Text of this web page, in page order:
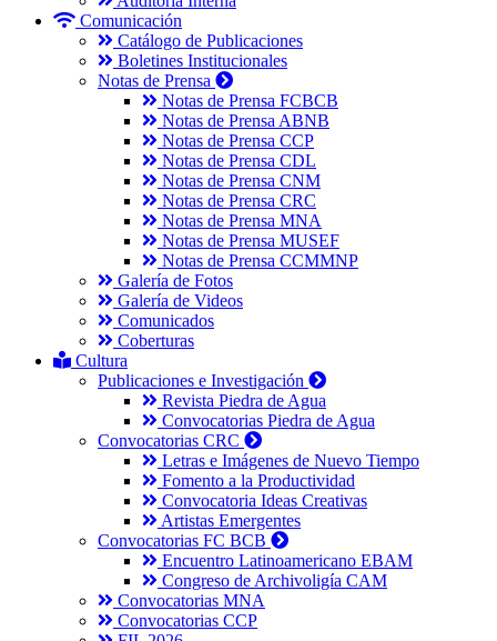
Comunicación
Catálogo de Publicaciones
Boletines Institucionales
Notas de Prensa
Notas de Prensa FCBCB
Notas de Prensa ABNB
Notas de Prensa CCP
Notas de Prensa CDL
Notas de Prensa CNM
Notas de Prensa CRC
Notas de Prensa MNA
Notas de Prensa MUSEF
Notas de Prensa CCMMNP
Galería de Fotos
Galería de Videos
Comunicados
Coberturas
Cultura
Publicaciones e Investigación
Revista Piedra de Agua
Convocatorias Piedra de Agua
Convocatorias CRC
Letras e Imágenes de Nuevo Tiempo
Fomento a la Productividad
Convocatoria Ideas Creativas
Artistas Emergentes
Convocatorias FC BCB
Encuentro Latinoamericano EBAM
Congreso de Archivoligía CAM
Convocatorias MNA
Convocatorias CCP